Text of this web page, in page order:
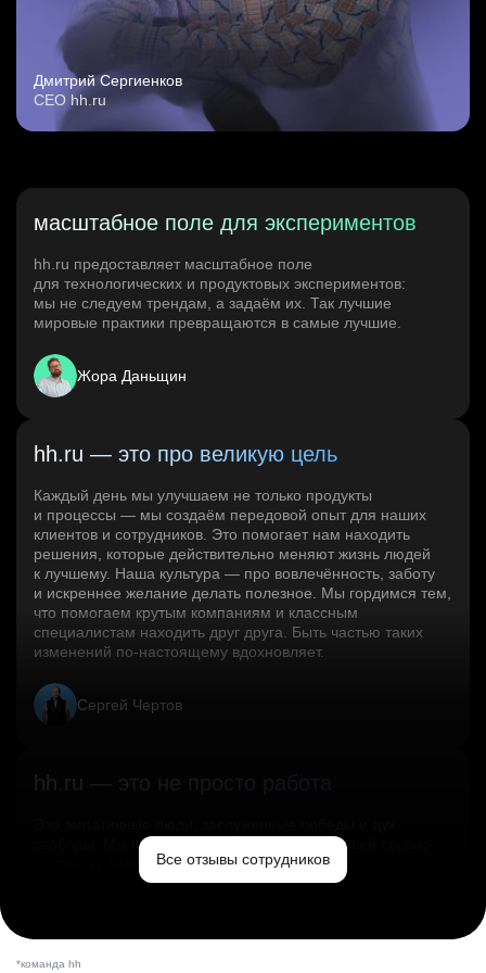
Дмитрий Сергиенков
CEO hh.ru
масштабное поле для экспериментов
hh.ru предоставляет масштабное поле
для технологических и продуктовых экспериментов:
мы не следуем трендам, а задаём их. Так лучшие
мировые практики превращаются в самые лучшие.
Жора Даньщин
hh.ru — это про великую цель
Каждый день мы улучшаем не только продукты
и процессы — мы создаём передовой опыт для наших
клиентов и сотрудников. Это помогает нам находить
решения, которые действительно меняют жизнь людей
к лучшему. Наша культура — про вовлечённость, заботу
и искреннее желание делать полезное. Мы гордимся тем,
что помогаем крутым компаниям и классным
специалистам находить друг друга. Быть частью таких
изменений по‑настоящему вдохновляет.
Сергей Чертов
hh.ru — это не просто работа
свободы. Мы помогаем миру и создаём лучший сервис
по поиску работы в стране.Все отзывы сотрудников
*команда hh